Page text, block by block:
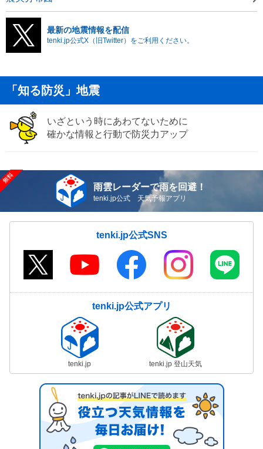
最新の地震情報を配信
tenki.jp公式X（旧Twitter）をご利用ください。
「知る防災」地震
いざという時にあわてないために
確かな情報と行動で防災力アップ
雨雲レーダーで雨を回避！
tenki.jp公式 天気予報アプリ
tenki.jp公式SNS
tenki.jp公式アプリ
tenki.jp tenki.jp 登山天気